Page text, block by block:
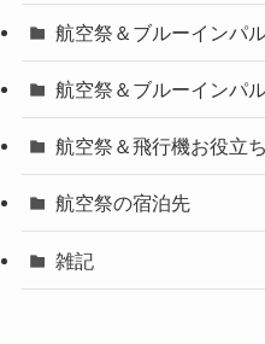
航空祭＆ブルーインパ
航空祭＆ブルーインパ
航空祭＆飛行機お役立
航空祭の宿泊先
雑記